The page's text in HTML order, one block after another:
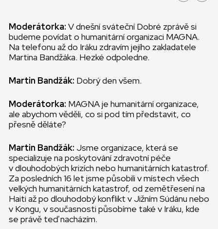
Moderátorka: V dnešní sváteční Dobré zprávě si
budeme povídat o humanitární organizaci MAGNA.
Na telefonu až do Iráku zdravím jejího zakladatele
Martina Bandžáka. Hezké odpoledne.
Martin Bandžák: Dobrý den všem.
Moderátorka: MAGNA je humanitární organizace,
ale abychom věděli, co si pod tím představit, co
přesně děláte?
Martin Bandžák: Jsme organizace, která se
specializuje na poskytování zdravotní péče
v dlouhodobých krizích nebo humanitárních katastrof.
Za posledních 16 let jsme působili v místech všech
velkých humanitárních katastrof, od zemětřesení na
Haiti až po dlouhodobý konflikt v Jižním Súdánu nebo
v Kongu, v současnosti působíme také v Iráku, kde
se právě teď nacházím.